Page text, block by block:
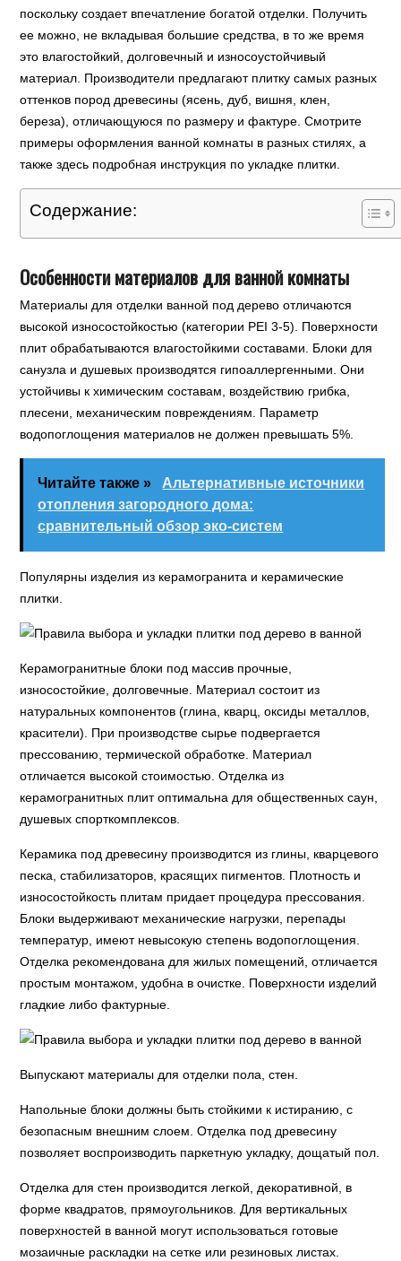
поскольку создает впечатление богатой отделки. Получить
ее можно, не вкладывая большие средства, в то же время
это влагостойкий, долговечный и износоустойчивый
материал. Производители предлагают плитку самых разных
оттенков пород древесины (ясень, дуб, вишня, клен,
береза), отличающуюся по размеру и фактуре. Смотрите
примеры оформления ванной комнаты в разных стилях, а
также здесь подробная инструкция по укладке плитки.
Содержание:
Особенности материалов для ванной комнаты
Материалы для отделки ванной под дерево отличаются
высокой износостойкостью (категории PEI 3-5). Поверхности
плит обрабатываются влагостойкими составами. Блоки для
санузла и душевых производятся гипоаллергенными. Они
устойчивы к химическим составам, воздействию грибка,
плесени, механическим повреждениям. Параметр
водопоглощения материалов не должен превышать 5%.
Читайте также »
Альтернативные источники
отопления загородного дома:
сравнительный обзор эко-систем
Популярны изделия из керамогранита и керамические
плитки.
Керамогранитные блоки под массив прочные,
износостойкие, долговечные. Материал состоит из
натуральных компонентов (глина, кварц, оксиды металлов,
красители). При производстве сырье подвергается
прессованию, термической обработке. Материал
отличается высокой стоимостью. Отделка из
керамогранитных плит оптимальна для общественных саун,
душевых спорткомплексов.
Керамика под древесину производится из глины, кварцевого
песка, стабилизаторов, красящих пигментов. Плотность и
износостойкость плитам придает процедура прессования.
Блоки выдерживают механические нагрузки, перепады
температур, имеют невысокую степень водопоглощения.
Отделка рекомендована для жилых помещений, отличается
простым монтажом, удобна в очистке. Поверхности изделий
гладкие либо фактурные.
Выпускают материалы для отделки пола, стен.
Напольные блоки должны быть стойкими к истиранию, с
безопасным внешним слоем. Отделка под древесину
позволяет воспроизводить паркетную укладку, дощатый пол.
Отделка для стен производится легкой, декоративной, в
форме квадратов, прямоугольников. Для вертикальных
поверхностей в ванной могут использоваться готовые
мозаичные раскладки на сетке или резиновых листах.